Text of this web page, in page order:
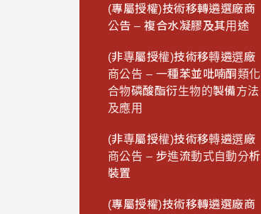
(專屬授權)技術移轉遴選廠商
公告 – 複合水凝膠及其用途
(非專屬授權)技術移轉遴選廠
商公告 – 一種苯並吡喃酮類化
合物磷酸酯衍生物的製備方法
及應用
(非專屬授權)技術移轉遴選廠
商公告 – 步進流動式自動分析
裝置
(專屬授權)技術移轉遴選廠商